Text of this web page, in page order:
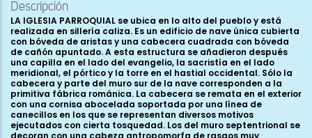
Descripción
LA IGLESIA PARROQUIAL se ubica en lo alto del pueblo y está
realizada en sillería caliza. Es un edificio de nave única cubierta
con bóveda de aristas y una cabecera cuadrada con bóveda
de cañón apuntado. A esta estructura se añadieron después
una capilla en el lado del evangelio, la sacristía en el lado
meridional, el pórtico y la torre en el hastial occidental. Sólo la
cabecera y parte del muro sur de la nave corresponden a la
primitiva fábrica románica. La cabecera se remata en el exterior
con una cornisa abocelada soportada por una línea de
canecillos en los que se representan diversos motivos
ejecutados con cierta tosquedad. Los del muro septentrional se